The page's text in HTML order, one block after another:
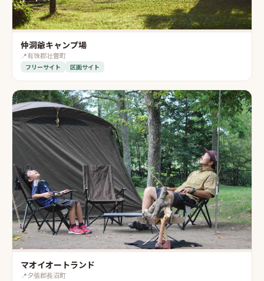
仲洞爺キャンプ場
📍有珠郡壮瞥町
フリーサイト 区画サイト
マオイオートランド
📍夕張郡長沼町